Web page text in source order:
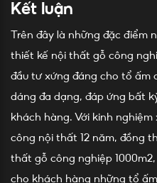
Kết luận
Trên đây là những đặc điểm
thiết kế nội thất gỗ công
đầu tư xứng đáng cho tổ ấm
dáng đa dạng, đáp ứng bất
khách hàng. Với kinh
công nội thất 12 năm, đồng
thất gỗ công nghiệp
cho khách hàng những tổ